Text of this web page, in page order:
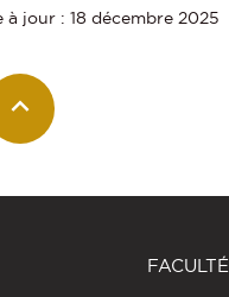
à jour : 18 décembre 2025
FACULTÉ